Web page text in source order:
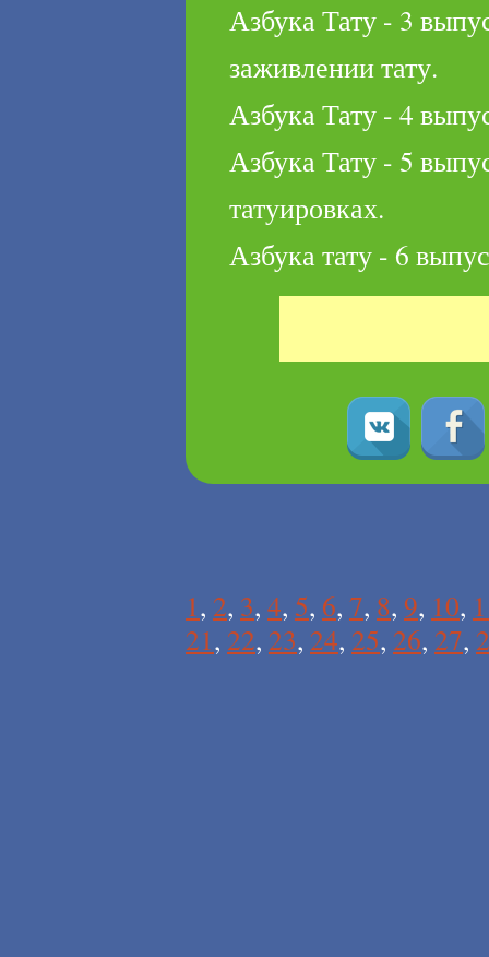
Азбука Тату - 3
заживлении тату.
Азбука Тату - 4
Азбука Тату - 5
татуировках.
Азбука тату - 6
1, 2, 3, 4, 5, 6, 7, 8, 9, 10,
21, 22, 23, 24, 25, 26, 27,